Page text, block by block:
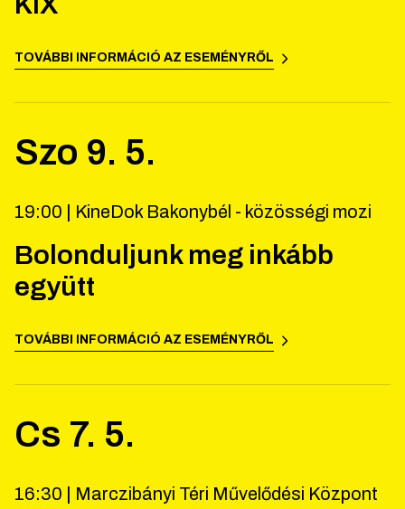
TOVÁBBI INFORMÁCIÓ AZ ESEMÉNYRŐL
Szo 9. 5.
19:00 | KineDok Bakonybél - közösségi mozi
Bolonduljunk meg inkább
együtt
TOVÁBBI INFORMÁCIÓ AZ ESEMÉNYRŐL
Cs 7. 5.
16:30 | Marczibányi Téri Művelődési Központ